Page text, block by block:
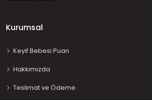
Kurumsal
Keyif Bebesi Puan
Hakkımızda
Teslimat ve Ödeme